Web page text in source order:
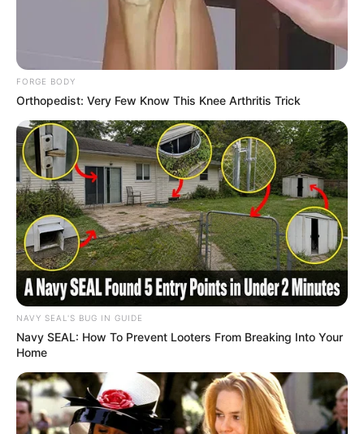
ACS e ACE: celetista, estatutário ou
contrato precário — entenda o que muda
DIVERSAS
MATÉRIAS EM DESTAQUE NOS ÚLTIMOS 30 DIAS
Prefeitura realiza a maior entrega de
motocicletas aos Agentes de Saúde da
história...
Agente de Saúde é indiciada por
falsificar visitas que nunca aconteceram.
FORGE BODY
Orthopedist: Very Few Know This Knee Arthritis Trick
NAVY SEAL'S BUG IN GUIDE
Navy SEAL: How To Prevent Looters From Breaking Into Your
Home